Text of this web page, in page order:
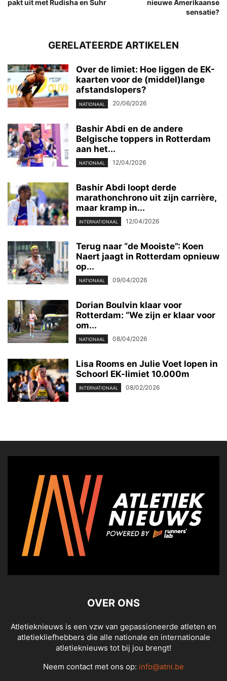
pakt uit met Rudisha en Suhr
nieuwe Amerikaanse
sensatie?
GERELATEERDE ARTIKELEN
Over de limiet: Hoe liggen de EK-
kaarten voor de (middel)lange
afstandslopers?
NATIONAAL 20/06/2026
Bashir Abdi en de andere
Belgische toppers in Rotterdam
aan het...
NATIONAAL 12/04/2026
Bashir Abdi loopt derde
marathonchrono uit zijn carrière,
maar kramp in...
INTERNATIONAAL 12/04/2026
Terug naar “de Mooiste”: Koen
Naert jaagt in Rotterdam opnieuw
op...
NATIONAAL 09/04/2026
Dorian Boulvin klaar voor
Rotterdam: “We zijn er klaar voor
om...
NATIONAAL 08/04/2026
Lisa Rooms en Julie Voet lopen in
Schoorl EK-limiet 10.000m
INTERNATIONAAL 08/02/2026
OVER ONS
Atletieknieuws is een vzw van gepassioneerde atleten en
atletiekliefhebbers die alle nationale en internationale
atletieknieuws tot bij jou brengt!
Neem contact met ons op: info@atni.be